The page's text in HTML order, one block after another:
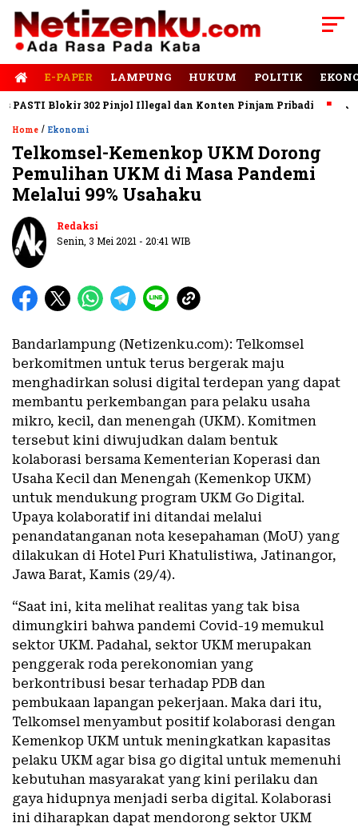
E-PAPER LAMPUNG HUKUM POLITIK
Blokir 302 Pinjol Illegal dan Konten Pinjam Pribadi Jalan
Home / Ekonomi
Telkomsel-Kemenkop UKM Dorong
Pemulihan UKM di Masa Pandemi
Melalui 99% Usahaku
Redaksi
Senin, 3 Mei 2021 - 20:41 WIB
Bandarlampung (Netizenku.com): Telkomsel
berkomitmen untuk terus bergerak maju
menghadirkan solusi digital terdepan yang dapat
membantu perkembangan para pelaku usaha
mikro, kecil, dan menengah (UKM). Komitmen
tersebut kini diwujudkan dalam bentuk
kolaborasi bersama Kementerian Koperasi dan
Usaha Kecil dan Menengah (Kemenkop UKM)
untuk mendukung program UKM Go Digital.
Upaya kolaboratif ini ditandai melalui
penandatanganan nota kesepahaman (MoU) yang
dilakukan di Hotel Puri Khatulistiwa, Jatinangor,
Jawa Barat, Kamis (29/4).
“Saat ini, kita melihat realitas yang tak bisa
dimungkiri bahwa pandemi Covid-19 memukul
sektor UKM. Padahal, sektor UKM merupakan
penggerak roda perekonomian yang
berkontribusi besar terhadap PDB dan
pembukaan lapangan pekerjaan. Maka dari itu,
Telkomsel menyambut positif kolaborasi dengan
Kemenkop UKM untuk meningkatkan kapasitas
pelaku UKM agar bisa go digital untuk memenuhi
kebutuhan masyarakat yang kini perilaku dan
gaya hidupnya menjadi serba digital. Kolaborasi
ini diharapkan dapat mendorong sektor UKM